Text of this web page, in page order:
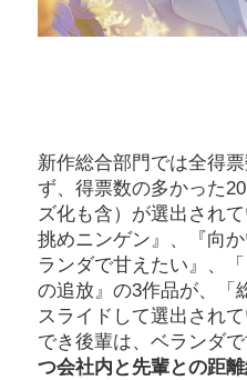
新作総合部門では全得
ず、得票数の多かった
ズ化も含）が選出され
挑めニンゲン』、『向
ランダで甘えたい』、
の追放』の3作品が、「
スライドして選出され
でき後輩は、ベランダ
つ会社内と先輩との距